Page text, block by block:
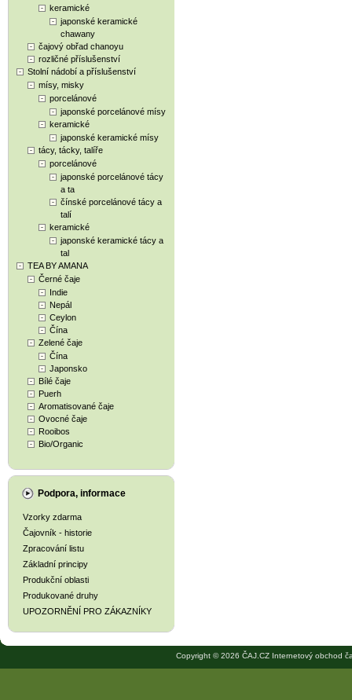
keramické
japonské keramické
chawany
čajový obřad chanoyu
rozličné příslušenství
Stolní nádobí a příslušenství
mísy, misky
porcelánové
japonské porcelánové mísy
keramické
japonské keramické mísy
tácy, tácky, talíře
porcelánové
japonské porcelánové tácy
a ta
čínské porcelánové tácy a
talí
keramické
japonské keramické tácy a
tal
TEA BY AMANA
Černé čaje
Indie
Nepál
Ceylon
Čína
Zelené čaje
Čína
Japonsko
Bílé čaje
Puerh
Aromatisované čaje
Ovocné čaje
Rooibos
Bio/Organic
Podpora, informace
Vzorky zdarma
Čajovník - historie
Zpracování listu
Základní principy
Produkční oblasti
Produkované druhy
UPOZORNĚNÍ PRO ZÁKAZNÍKY
Copyright © 2026 ČAJ.CZ Internetový obchod